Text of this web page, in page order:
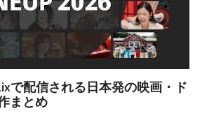
で配信される日本発の映画・ド
まとめ